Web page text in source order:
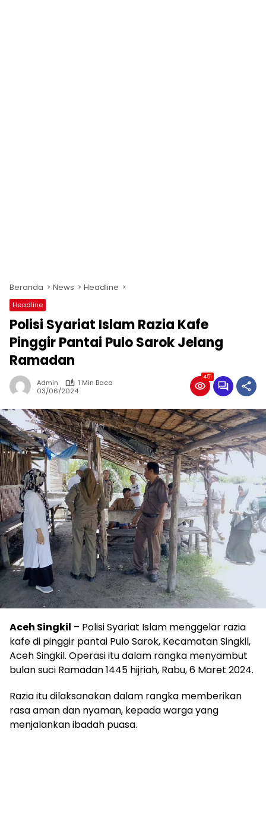
Beranda News Headline
Headline
Polisi Syariat Islam Razia Kafe
Pinggir Pantai Pulo Sarok Jelang
Ramadan
Admin
1 Min Baca
03/06/2024
451
Aceh Singkil – Polisi Syariat Islam menggelar razia
kafe di pinggir pantai Pulo Sarok, Kecamatan Singkil,
Aceh Singkil. Operasi itu dalam rangka menyambut
bulan suci Ramadan 1445 hijriah, Rabu, 6 Maret 2024.
Razia itu dilaksanakan dalam rangka memberikan
rasa aman dan nyaman, kepada warga yang
menjalankan ibadah puasa.